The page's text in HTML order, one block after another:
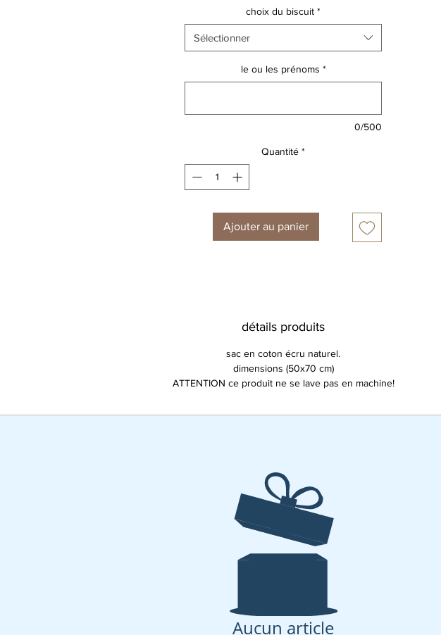
choix du biscuit *
Sélectionner
le ou les prénoms *
0/500
Quantité *
Ajouter au panier
détails produits
sac en coton écru naturel.
dimensions (50x70 cm)
ATTENTION ce produit ne se lave pas en machine!
Aucun article